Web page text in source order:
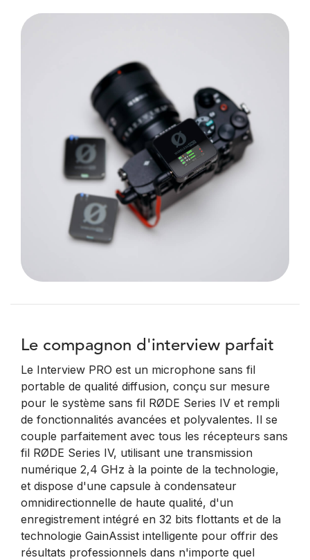
Le compagnon d'interview parfait
Le Interview PRO est un microphone sans fil
portable de qualité diffusion, conçu sur mesure
pour le système sans fil RØDE Series IV et rempli
de fonctionnalités avancées et polyvalentes. Il se
couple parfaitement avec tous les récepteurs sans
fil RØDE Series IV, utilisant une transmission
numérique 2,4 GHz à la pointe de la technologie,
et dispose d'une capsule à condensateur
omnidirectionnelle de haute qualité, d'un
enregistrement intégré en 32 bits flottants et de la
technologie GainAssist intelligente pour offrir des
résultats professionnels dans n'importe quel